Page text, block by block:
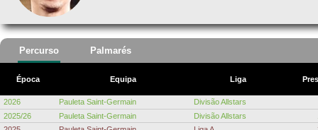
Percurso Palmarés
Época Equipa Liga
2026 Pauleta Saint-Germain
Divisão Allstars
2025/26
Pauleta Saint-Germain Divisão Allstars